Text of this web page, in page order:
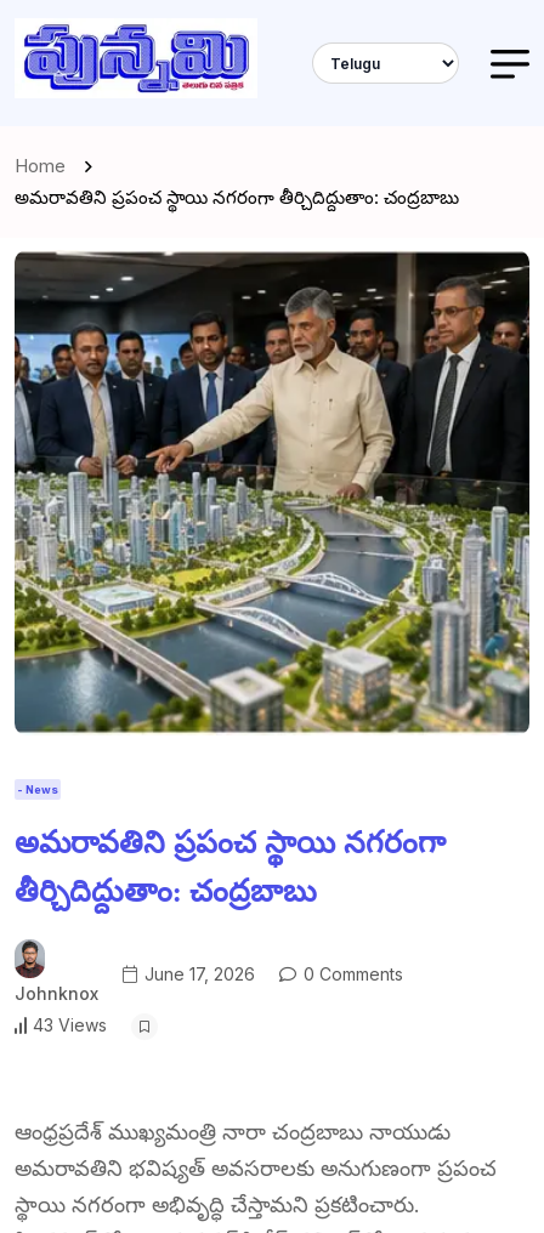
Home
అమరావతిని ప్రపంచ స్థాయి నగరంగా తీర్చిదిద్దుతాం: చంద్రబాబు
- News
అమరావతిని ప్రపంచ స్థాయి నగరంగా
తీర్చిదిద్దుతాం: చంద్రబాబు
Johnknox
June 17, 2026 0 Comments
43 Views
ఆంధ్రప్రదేశ్ ముఖ్యమంత్రి నారా చంద్రబాబు నాయుడు
అమరావతిని భవిష్యత్ అవసరాలకు అనుగుణంగా ప్రపంచ
స్థాయి నగరంగా అభివృద్ధి చేస్తామని ప్రకటించారు.